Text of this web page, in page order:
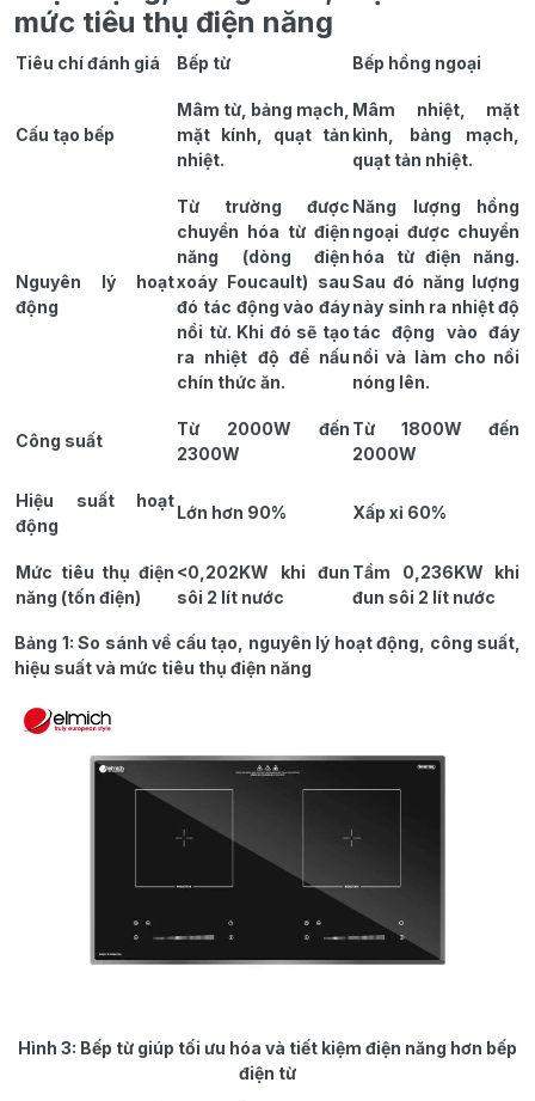
mức tiêu thụ điện năng
Tiêu chí đánh giá Bếp từ Bếp hồng ngoại
Cấu tạo bếp
Mâm từ, bảng mạch,
mặt kính, quạt tản
nhiệt.
Mâm nhiệt, mặt
kình, bảng mạch,
quạt tản nhiệt.
Nguyên lý hoạt
động
Từ trường được
chuyển hóa từ điện
năng (dòng điện
xoáy Foucault) sau
đó tác động vào đáy
nồi từ. Khi đó sẽ tạo
ra nhiệt độ để nấu
chín thức ăn.
Năng lượng hồng
ngoại được chuyển
hóa từ điện năng.
Sau đó năng lượng
này sinh ra nhiệt độ
tác động vào đáy
nồi và làm cho nồi
nóng lên.
Công suất
Từ 2000W đến
2300W
Từ 1800W đến
2000W
Hiệu suất hoạt
động
Lớn hơn 90% Xấp xỉ 60%
Mức tiêu thụ điện
năng (tốn điện)
<0,202KW khi đun
sôi 2 lít nước
Tầm 0,236KW khi
đun sôi 2 lít nước
Bảng 1: So sánh về cấu tạo, nguyên lý hoạt động, công suất,
hiệu suất và mức tiêu thụ điện năng
Hình 3: Bếp từ giúp tối ưu hóa và tiết kiệm điện năng hơn bếp
điện từ